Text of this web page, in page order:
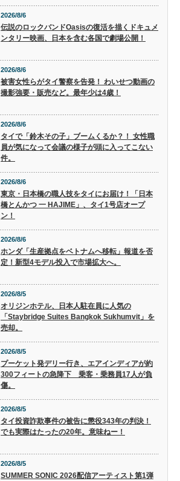
2026/8/6
伝説のロックバンドOasisの復活を描くドキュメ
ンタリー映画、日本を含む各国で劇場公開！
2026/8/6
被害女性らがタイ警察を告発！ わいせつ動画の
撮影強要・販売など。最年少は4歳！
2026/8/6
タイで「鈴木その子」ブームくるか？！ 女性職
員が気になって会議の様子が頭に入ってこない
件。
2026/8/6
東京・日本橋の職人技をタイにお届け！「日本
橋とんかつ 一 HAJIME」、タイ1号店オープ
ン！
2026/8/6
ホンダ「生産拠点をベトナムへ移転」報道を否
定！新型4モデル投入で市場拡大へ。
2026/8/5
オリジンホテル、日本人駐在員に人気の
「Staybridge Suites Bangkok Sukhumvit」を
売却。
2026/8/5
プーケット発デリー行き、エアインディアが約
300フィートの急降下 乗客・乗務員17人が負
傷。
2026/8/5
タイ投資詐欺事件の被告に懲役343年の判決！
でも実際はたったの20年。意味ねー！
2026/8/5
SUMMER SONIC 2026配信アーティスト第1弾